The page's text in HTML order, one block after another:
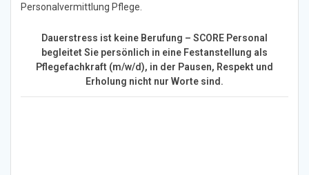
Personalvermittlung Pflege.
Dauerstress ist keine Berufung – SCORE Personal
begleitet Sie persönlich in eine Festanstellung als
Pflegefachkraft (m/w/d), in der Pausen, Respekt und
Erholung nicht nur Worte sind.